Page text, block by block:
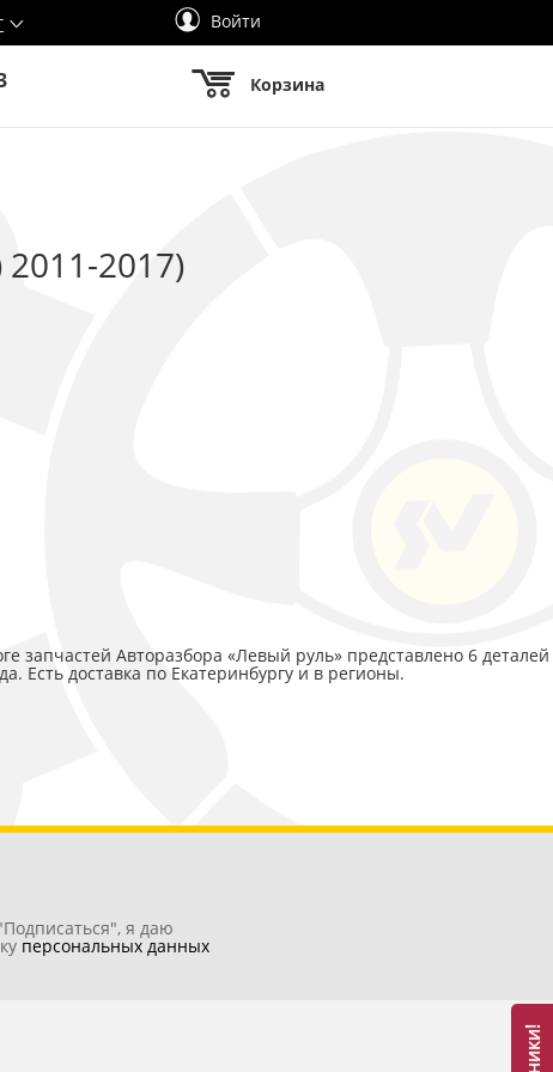
Войти
Корзина
2011-2017)
запчастей Авторазбора «Левый руль» представлено 6 деталей
Есть доставка по Екатеринбургу и в регионы.
я даю
персональных данных